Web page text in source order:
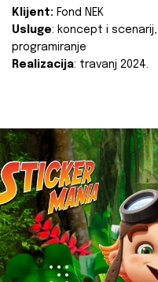
Klijent: Fond NEK
Usluge: koncept i scenarij,
programiranje
Realizacija: travanj 2024.